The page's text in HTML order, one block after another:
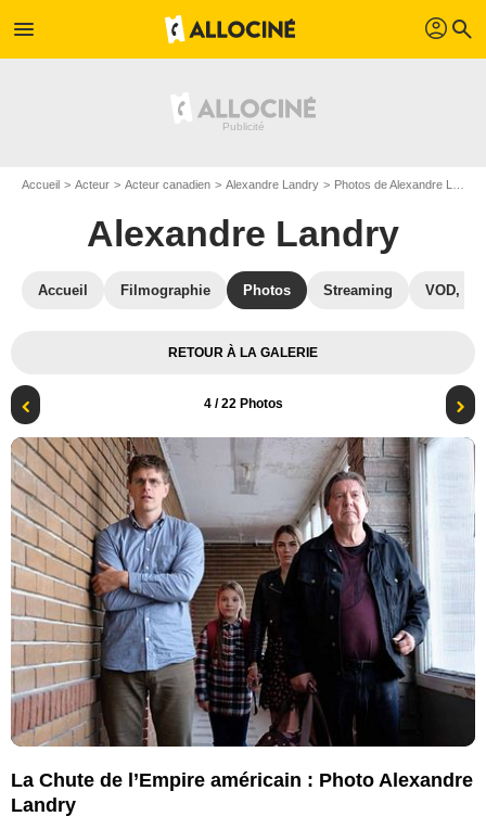
menu profil search
Accueil Acteur Acteur canadien Alexandre Landry Photos de Alexandre Landry
Alexandre Landry
Accueil Filmographie Photos Streaming VOD,
RETOUR À LA GALERIE
4/ 22 Photos
La Chute de l’Empire américain : Photo Alexandre
Landry